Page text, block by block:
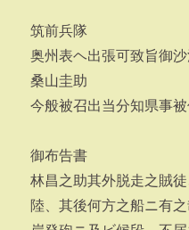
筑前兵隊
奥州表ヘ出張可致旨御
桑山圭助
今般被召出当分知県事
御布告書
林昌之助其外脱走之賊
陸、其後何方之船ニ有